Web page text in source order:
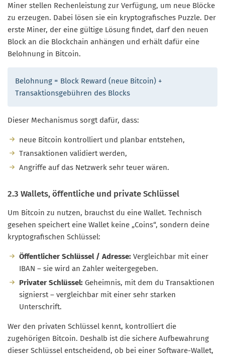
Miner stellen Rechenleistung zur Verfügung, um neue Blöcke
zu erzeugen. Dabei lösen sie ein kryptografisches Puzzle. Der
erste Miner, der eine gültige Lösung findet, darf den neuen
Block an die Blockchain anhängen und erhält dafür eine
Belohnung in Bitcoin.
Belohnung = Block Reward (neue Bitcoin) +
Transaktionsgebühren des Blocks
Dieser Mechanismus sorgt dafür, dass:
neue Bitcoin kontrolliert und planbar entstehen,
Transaktionen validiert werden,
Angriffe auf das Netzwerk sehr teuer wären.
2.3 Wallets, öffentliche und private Schlüssel
Um Bitcoin zu nutzen, brauchst du eine Wallet. Technisch
gesehen speichert eine Wallet keine „Coins“, sondern deine
kryptografischen Schlüssel:
Öffentlicher Schlüssel / Adresse: Vergleichbar mit einer
IBAN – sie wird an Zahler weitergegeben.
Privater Schlüssel: Geheimnis, mit dem du Transaktionen
signierst – vergleichbar mit einer sehr starken
Unterschrift.
Wer den privaten Schlüssel kennt, kontrolliert die
zugehörigen Bitcoin. Deshalb ist die sichere Aufbewahrung
dieser Schlüssel entscheidend, ob bei einer Software-Wallet,